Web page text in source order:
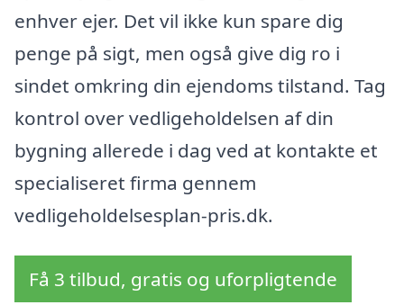
enhver ejer. Det vil ikke kun spare dig
penge på sigt, men også give dig ro i
sindet omkring din ejendoms tilstand. Tag
kontrol over vedligeholdelsen af din
bygning allerede i dag ved at kontakte et
specialiseret firma gennem
vedligeholdelsesplan-pris.dk.
Få 3 tilbud, gratis og uforpligtende